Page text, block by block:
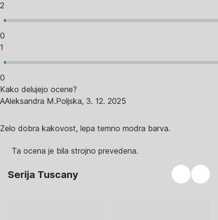
2
0
1
0
Kako delujejo ocene?
AAleksandra M.Poljska, 3. 12. 2025
Zelo dobra kakovost, lepa temno modra barva.
Ta ocena je bila strojno prevedena.
Serija Tuscany